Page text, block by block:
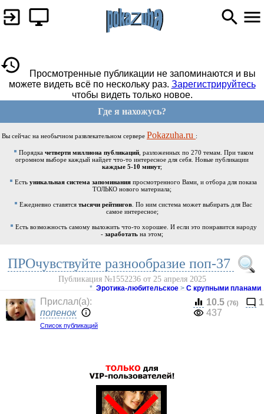
Просмотренные публикации не запоминаются и вы
можете видеть всё по нескольку раз. Зарегистрируйтесь
чтобы видеть только новое.
Где я нахожусь?
Вы сейчас на необычном развлекательном сервере Pokazuha.ru :
Порядка четверти миллиона публикаций, разложенных по 270 темам. При таком
огромном выборе каждый найдет что-то интересное для себя. Новые публикации
каждые 5-10 минут;
Есть уникальная система запоминания просмотренного Вами, и отбора для показа
ТОЛЬКО нового материала;
Ежедневно ставятся тысячи рейтингов . По ним система может выбирать для Вас
самое интересное;
Есть возможность самому выложить что-то хорошее. И если это понравится народу
- заработать на этом;
ПРОчувствуйте разнообразие поп-37
Публикация №1552236 от 25 апреля 2025
* Эротика-любительское > С крупными планами
Прислал(a):
попенок
Список публикаций
10.5 (76)
1
437